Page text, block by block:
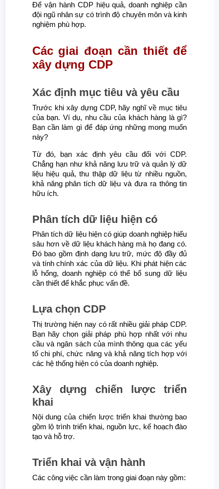
Để vận hành CDP hiệu quả, doanh nghiệp cần
đội ngũ nhân sự có trình độ chuyên môn và kinh
nghiệm phù hợp.
Các giai đoạn cần thiết để
xây dựng CDP
Xác định mục tiêu và yêu cầu
Trước khi xây dựng CDP, hãy nghĩ về mục tiêu
của bạn. Ví dụ, nhu cầu của khách hàng là gì?
Bạn cần làm gì để đáp ứng những mong muốn
này?
Từ đó, bạn xác định yêu cầu đối với CDP.
Chẳng hạn như khả năng lưu trữ và quản lý dữ
liệu hiệu quả, thu thập dữ liệu từ nhiều nguồn,
khả năng phân tích dữ liệu và đưa ra thông tin
hữu ích.
Phân tích dữ liệu hiện có
Phân tích dữ liệu hiện có giúp doanh nghiệp hiểu
sâu hơn về dữ liệu khách hàng mà họ đang có.
Đó bao gồm định dạng lưu trữ, mức độ đầy đủ
và tính chính xác của dữ liệu. Khi phát hiện các
lỗ hổng, doanh nghiệp có thể bổ sung dữ liệu
cần thiết để khắc phục vấn đề.
Lựa chọn CDP
Thị trường hiện nay có rất nhiều giải pháp CDP.
Bạn hãy chọn giải pháp phù hợp nhất với nhu
cầu và ngân sách của mình thông qua các yếu
tố chi phí, chức năng và khả năng tích hợp với
các hệ thống hiện có của doanh nghiệp.
Xây dựng chiến lược triển
khai
Nội dung của chiến lược triển khai thường bao
gồm lộ trình triển khai, nguồn lực, kế hoạch đào
tạo và hỗ trợ.
Triển khai và vận hành
Các công việc cần làm trong giai đoạn này gồm: